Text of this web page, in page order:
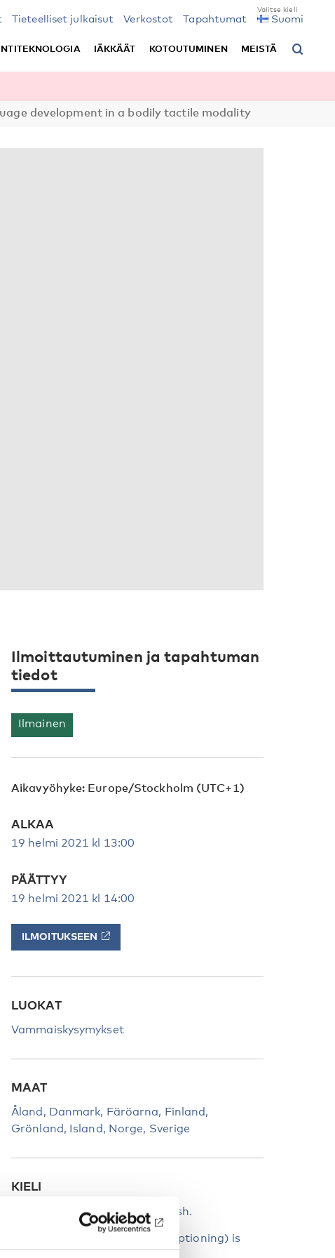
Tieteelliset julkaisut Verkostot Tapahtumat Suomi
IÄKKÄÄT KOTOUTUMINEN MEISTÄ
development in a bodily tactile modality
Ilmoittautuminen ja tapahtuman
tiedot
Ilmainen
Aikavyöhyke: Europe/Stockholm (UTC+1)
ALKAA
19 helmi 2021 kl 13:00
PÄÄTTYY
19 helmi 2021 kl 14:00
ILMOITUKSEEN
LUOKAT
Vammaiskysymykset
MAAT
Åland Danmark Färöarna Finland
Grönland Island Norge Sverige
KIELI
The webinar language is English.
Written interpretation (live captioning) is